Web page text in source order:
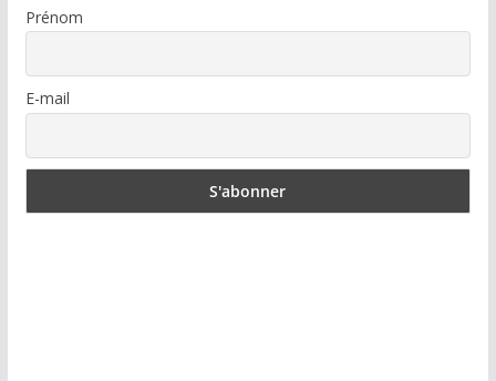
Prénom
E-mail